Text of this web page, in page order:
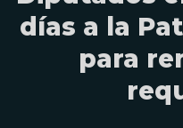
días a la
para